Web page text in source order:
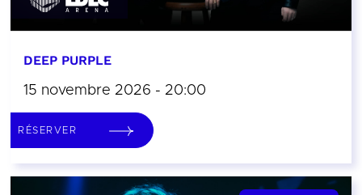
DEEP PURPLE
15 novembre 2026 - 20:00
RÉSERVER